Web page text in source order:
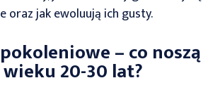
oraz jak ewoluują ich gusty.
– co noszą
20-30 lat?